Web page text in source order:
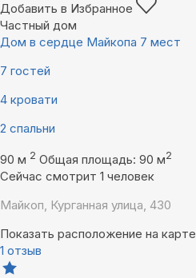
Добавить в Избранное
Частный дом
Дом в сердце Майкопа 7 мест
7 гостей
4 кровати
2 спальни
90 м 2 Общая площадь: 90 м2
Сейчас смотрит 1 человек
Майкоп, Курганная улица, 430
Показать расположение на карте
1 отзыв